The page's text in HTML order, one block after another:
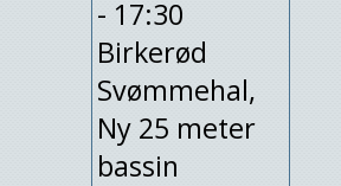
- 17:30
Birkerød
Svømmehal,
Ny 25 meter
bassin